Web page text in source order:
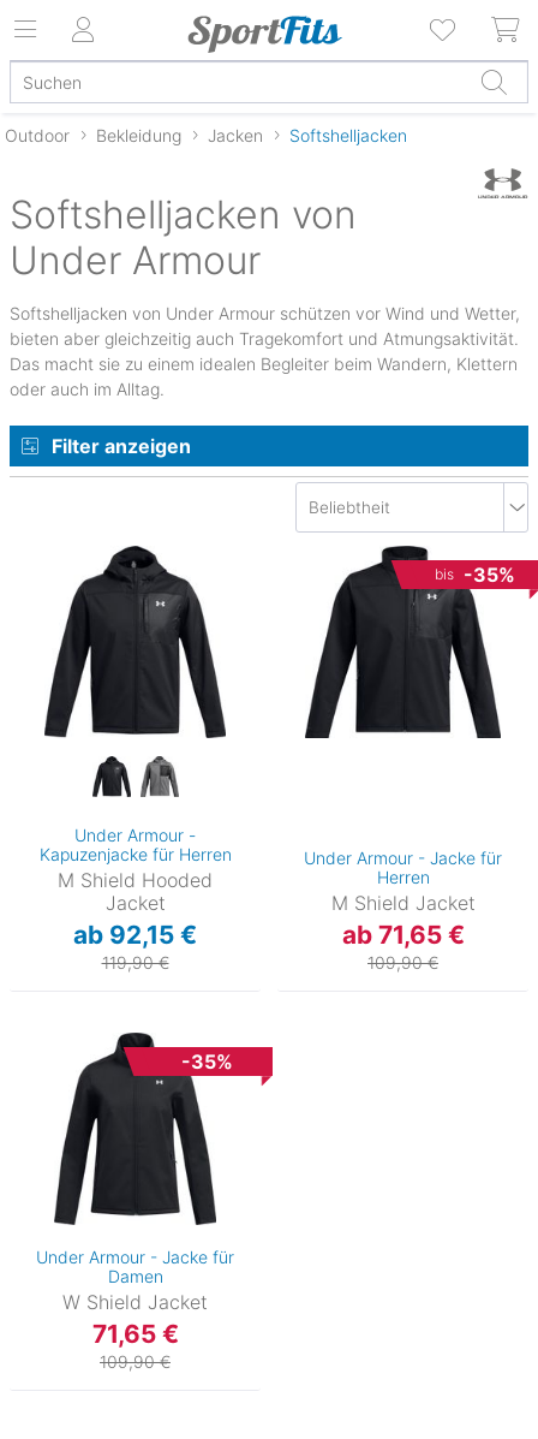
Outdoor Bekleidung Jacken Softshelljacken
Softshelljacken von
Under Armour
Softshelljacken von Under Armour schützen vor Wind und Wetter,
bieten aber gleichzeitig auch Tragekomfort und Atmungsaktivität.
Das macht sie zu einem idealen Begleiter beim Wandern, Klettern
oder auch im Alltag.
Filter anzeigen
Under Armour -
Kapuzenjacke für Herren
M Shield Hooded
Jacket
ab 92,15 €
119,90 €
bis -35%
Under Armour - Jacke für
Herren
M Shield Jacket
ab 71,65 €
109,90 €
-35%
Under Armour - Jacke für
Damen
W Shield Jacket
71,65 €
109,90 €